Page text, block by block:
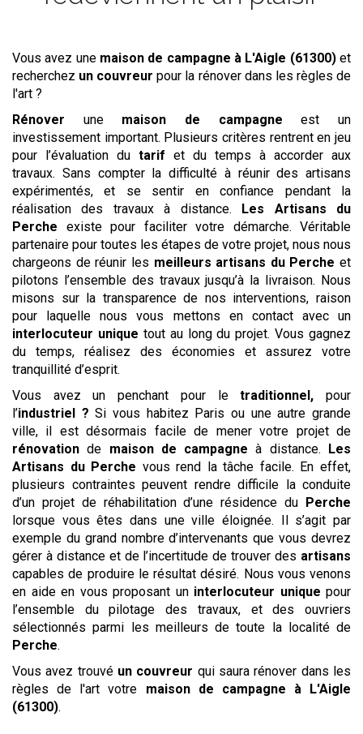
Vous avez unemaison de campagne à L'Aigle (61300) et
recherchez un couvreur pour la rénover dans les règles de
l'art ?
Rénover une maison de campagne est un
investissement important. Plusieurs critères rentrent en jeu
pour l’évaluation du tarif et du temps à accorder aux
travaux. Sans compter la difficulté à réunir des artisans
expérimentés, et se sentir en confiance pendant la
réalisation des travaux à distance.
Les Artisans du
Perche existe pour faciliter votre démarche. Véritable
partenaire pour toutes les étapes de votre projet, nous nous
chargeons de réunir les meilleurs artisans du Perche et
pilotons l’ensemble des travaux jusqu’à la livraison. Nous
misons sur la transparence de nos interventions, raison
pour laquelle nous vous mettons en contact avec un
interlocuteur unique tout au long du projet. Vous gagnez
du temps, réalisez des économies et assurez votre
tranquillité d’esprit.
Vous avez un penchant pour letraditionnel,pour
l’industriel ? Si vous habitez Paris ou une autre grande
ville, il est désormais facile de mener votre projet de
rénovation de maison de campagneà distance.
Les
Artisans du Perche vous rend la tâche facile. En effet,
plusieurs contraintes peuvent rendre difficile la conduite
d’un projet de réhabilitation d’une résidence du
Perche
lorsque vous êtes dans une ville éloignée. Il s’agit par
exemple du grand nombre d’intervenants que vous devrez
gérer à distance et de l’incertitude de trouver des artisans
capables de produire le résultat désiré. Nous vous venons
en aide en vous proposant un interlocuteur unique pour
l’ensemble du pilotage des travaux, et des ouvriers
sélectionnés parmi les meilleurs de toute la localité de
Perche.
Vous avez trouvé un couvreur qui saura rénover dans les
règles de l'art votre maison de campagne
à L'Aigle
(61300).